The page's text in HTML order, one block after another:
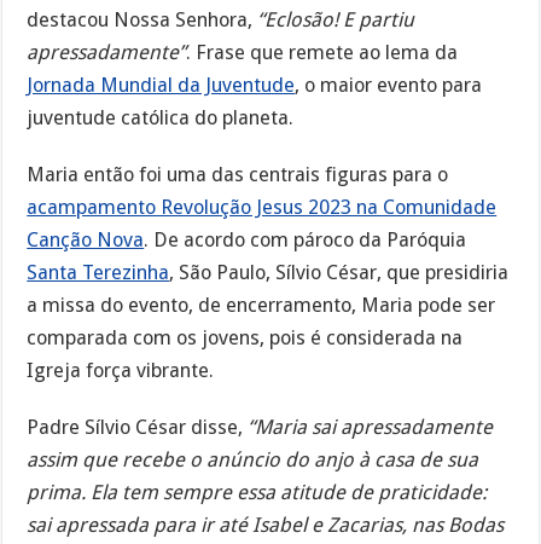
destacou Nossa Senhora, “Eclosão! E partiu
apressadamente”. Frase que remete ao lema da
Jornada Mundial da Juventude, o maior evento para
juventude católica do planeta.
Maria então foi uma das centrais figuras para o
acampamento Revolução Jesus 2023 na Comunidade
Canção Nova. De acordo com pároco da Paróquia
Santa Terezinha, São Paulo, Sílvio César, que presidiria
a missa do evento, de encerramento, Maria pode ser
comparada com os jovens, pois é considerada na
Igreja força vibrante.
Padre Sílvio César disse, “Maria sai apressadamente
assim que recebe o anúncio do anjo à casa de sua
prima. Ela tem sempre essa atitude de praticidade:
sai apressada para ir até Isabel e Zacarias, nas Bodas